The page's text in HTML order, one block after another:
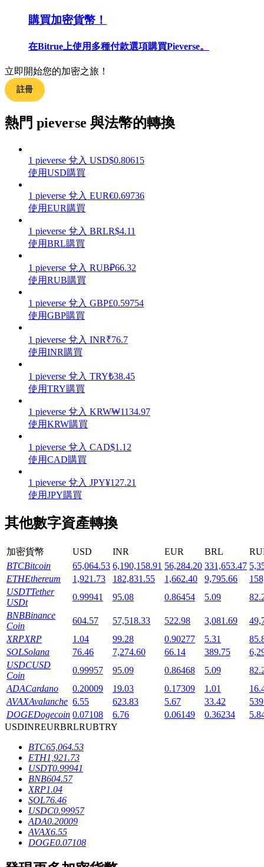
交易策略
使您的資產穩定增值
一鍵質押鎖定高收益
Launchpool
活期質押獲得熱門資產
鎖倉BTR
輕鬆獲得多重福利
借貸寶
購買加密貨幣！
在Bitrue上使用多種付款選項購買Pieverse。
立即開始您的加密之旅！
註冊
熱門 pieverse 與法幣的轉換
1 pieverse 兌入 USD$0.80615
使用USD購買
1 pieverse 兌入 EUR€0.69736
使用EUR購買
1 pieverse 兌入 BRLR$4.11
使用BRL購買
1 pieverse 兌入 RUB₽66.32
使用RUB購買
1 pieverse 兌入 GBP£0.59754
使用GBP購買
1 pieverse 兌入 INR₹76.7
使用INR購買
1 pieverse 兌入 TRY₺38.45
使用TRY購買
1 pieverse 兌入 KRW₩1134.97
使用KRW購買
1 pieverse 兌入 CAD$1.12
使用CAD購買
1 pieverse 兌入 JPY¥127.21
使用JPY購買
其他數字資產轉換
加密貨幣 USD INR EUR BRL
BTCBitcoin 65,064.53 6,190,158.91 56,284.20 331,653.47
ETHEthereum 1,921.73 182,831.55 1,662.40 9,795.66
USDTTether
USDt
0.99941 95.08 0.86454 5.09
BNBBinance
Coin
604.57 57,518.33 522.98 3,081.69
XRPXRP 1.04 99.28 0.90277 5.31
SOLSolana 76.46 7,274.60 66.14 389.75
USDCUSD
Coin
0.99957 95.09 0.86468 5.09
ADACardano 0.20009 19.03 0.17309 1.01
AVAXAvalanche 6.55 623.83 5.67 33.42
DOGEDogecoin 0.07108 6.76 0.06149 0.36234
USDINREURBRLRUBTRY
BTC65,064.53
ETH1,921.73
USDT0.99941
BNB604.57
XRP1.04
SOL76.46
USDC0.99957
ADA0.20009
AVAX6.55
DOGE0.07108